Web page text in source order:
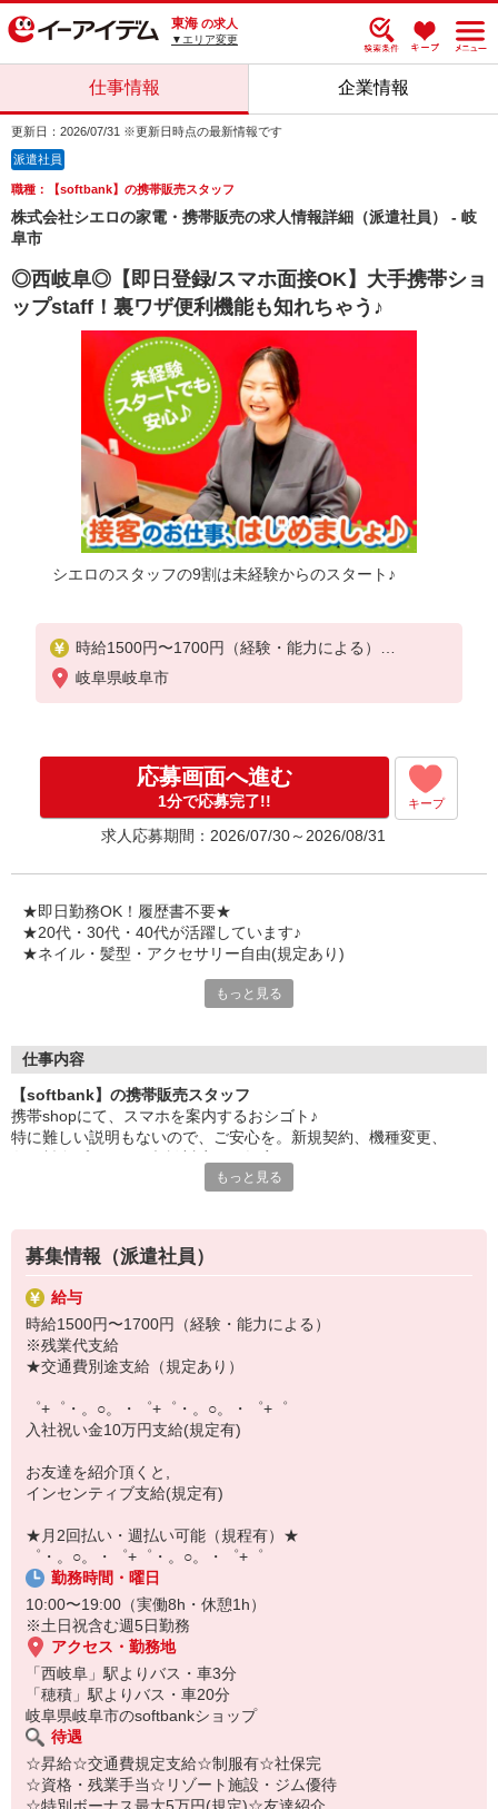
東海 の求人
▼エリア変更
仕事情報 企業情報
更新日：2026/07/31 ※更新日時点の最新情報です
派遣社員
職種：【softbank】の携帯販売スタッフ
株式会社シエロの家電・携帯販売の求人情報詳細（派遣社員） - 岐
阜市
◎西岐阜◎【即日登録/スマホ面接OK】大手携帯ショ
ップstaff！裏ワザ便利機能も知れちゃう♪
シエロのスタッフの9割は未経験からのスタート♪
時給1500円〜1700円（経験・能力による）
※残業代支給
★交通費別途支給（規定あり）
入社祝い金10万円支給(規定有)
お友達を紹介頂くと,
インセンティブ支給(規定有)
゜・。○。・゜+゜・。○。・゜+゜
岐阜県岐阜市
応募画面へ進む
1分で応募完了!! キープ
求人応募期間：2026/07/30～2026/08/31
★即日勤務OK！履歴書不要★
★20代・30代・40代が活躍しています♪
★ネイル・髪型・アクセサリー自由(規定あり)
でも心配ご無用！
お互いに教え合ったり、フォローしあったりする
和気あいあいとした人間関係がある店舗ばかり！
皆で一緒にステップアップしましょう♪
【選べるお仕事いろいろ】
▼オフィスワーク
事務、経理、データ入力、コールセンター、受付
▼工場・製造・軽作業系
機械/食品製造・梱包・仕分け・加工・組立・検査
▼美容系
眉毛サロンのアイブロウ・ネイリスト・エステ
▼営業・販売
法人営業・アパレル販売・個別指導塾・人材紹介
▼人気案件も多数♪
短期・期間限定・オープニング・官公庁案件
上場/優良/大手企業など
【スマホ面接実施中】
￣￣￣￣￣￣￣￣￣
自宅に居ながらスマホでカンタン面接OK！
オンライン面談なのでスピード対応。
もっと見る
仕事内容
【softbank】の携帯販売スタッフ
携帯shopにて、スマホを案内するおシゴト♪
特に難しい説明もないので、ご安心を。新規契約、機種変更、
満足度◎
■携帯やインターネット販売業務
docomo(ドコモ)/au(エーユー)・KDDI/softbank(ソフトバンク)など
の大手キャリアから
ワイモバイル(Y!mobille)、楽天モバイル、UQなど格安スマホまで幅
広く紹介可能♪
もっと見る
募集情報（派遣社員）
給与
時給1500円〜1700円（経験・能力による）
※残業代支給
★交通費別途支給（規定あり）
゜+゜・。○。・゜+゜・。○。・゜+゜
入社祝い金10万円支給(規定有)
お友達を紹介頂くと,
インセンティブ支給(規定有)
★月2回払い・週払い可能（規程有）★
゜・。○。・゜+゜・。○。・゜+゜
勤務時間・曜日
10:00〜19:00（実働8h・休憩1h）
※土日祝含む週5日勤務
アクセス・勤務地
「西岐阜」駅よりバス・車3分
「穂積」駅よりバス・車20分
岐阜県岐阜市のsoftbankショップ
待遇
☆昇給☆交通費規定支給☆制服有☆社保完
☆資格・残業手当☆リゾート施設・ジム優待